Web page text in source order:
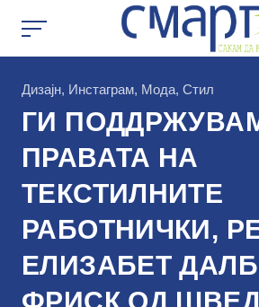
КАтегорија
Дизајн, Инстаграм, Мода, Стил
ГИ
ПРАВАТА НА
ТЕКСТИЛНИТЕ
РАБОТНИЧКИ,
ЕЛИЗАБЕТ